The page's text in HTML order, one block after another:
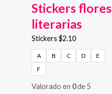
Stickers flores
literarias
Stickers $2.10
A B C D
E
F
Valorado en 0de 5